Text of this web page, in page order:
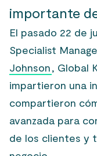
importante
El pasado 22 de
Specialist
Johnson, Global
impartieron una
compartieron
avanzada para
de los clientes y